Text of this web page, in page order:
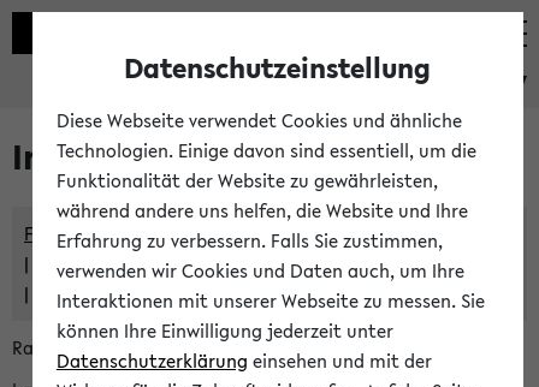
eKVV
Im eKVV verwaltete Räume
Freie Räume und Veranstaltungsüberschneidungen
Raumüberschneidungen
Hinweise der zentralen Raumvergabe
Raumanfragen:
raumvergabe@uni-bielefeld.de
Datenschutzeinstellung
Diese Webseite verwendet Cookies und ähnliche
Technologien. Einige davon sind essentiell, um die
Funktionalität der Website zu gewährleisten,
während andere uns helfen, die Website und Ihre
Erfahrung zu verbessern. Falls Sie zustimmen,
verwenden wir Cookies und Daten auch, um Ihre
Interaktionen mit unserer Webseite zu messen. Sie
können Ihre Einwilligung jederzeit unter
Datenschutzerklärung einsehen und mit der